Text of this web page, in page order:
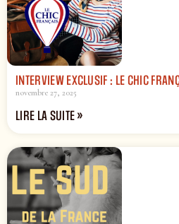
INTERVIEW EXCLUSIF : LE CHIC
novembre 27, 2025
LIRE LA SUITE »